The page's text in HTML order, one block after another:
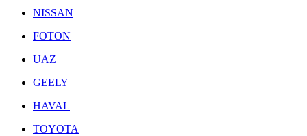
NISSAN
FOTON
UAZ
GEELY
HAVAL
TOYOTA